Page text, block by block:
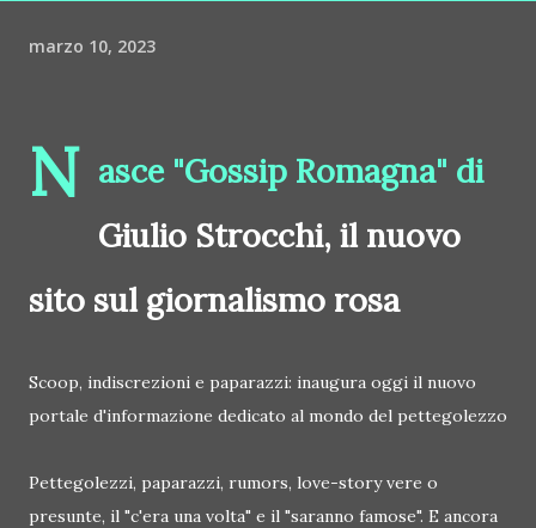
marzo 10, 2023
N asce "Gossip Romagna" di
Giulio Strocchi, il nuovo
sito sul giornalismo rosa
Scoop, indiscrezioni e paparazzi: inaugura oggi il nuovo
portale d'informazione dedicato al mondo del pettegolezzo
Pettegolezzi, paparazzi, rumors, love-story vere o
presunte, il "c'era una volta" e il "saranno famose". E ancora